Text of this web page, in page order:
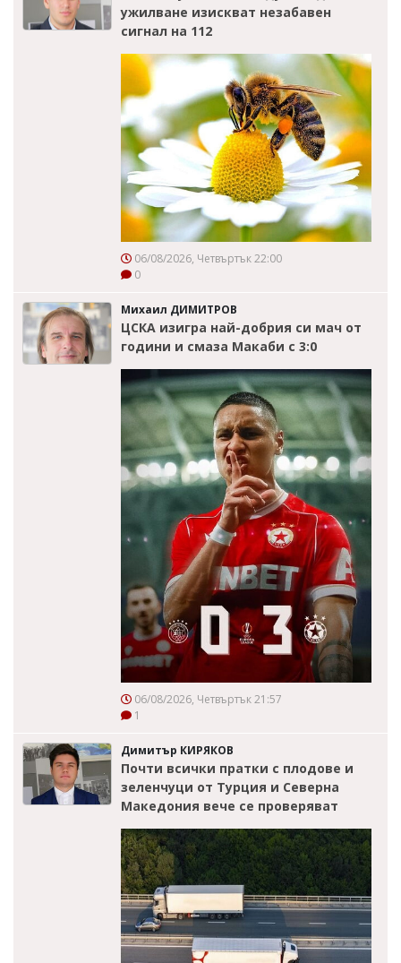
ужилване изискват незабавен
сигнал на 112
06/08/2026, Четвъртък 22:00
0
Михаил ДИМИТРОВ
ЦСКА изигра най-добрия си мач от
години и смаза Макаби с 3:0
06/08/2026, Четвъртък 21:57
1
Димитър КИРЯКОВ
Почти всички пратки с плодове и
зеленчуци от Турция и Северна
Македония вече се проверяват